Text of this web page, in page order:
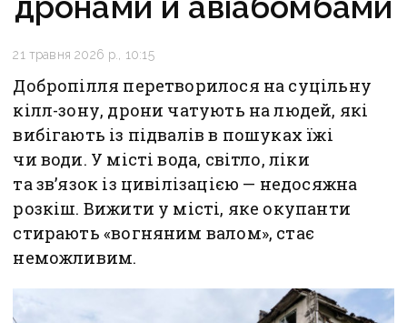
21 травня 2026 р., 10:15
Добропілля перетворилося на суцільну
кілл-зону, дрони чатують на людей, які
вибігають із підвалів в пошуках їжі
чи води. У місті вода, світло, ліки
та зв’язок із цивілізацією — недосяжна
розкіш. Вижити у місті, яке окупанти
стирають «вогняним валом», стає
неможливим.